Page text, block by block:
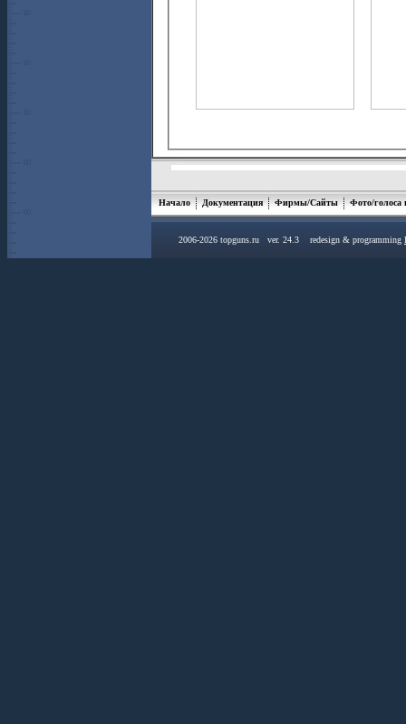
Начало Документация Фирмы/Сайты Фото/голоса
2006-2026 topguns.ru ver. 24.3 redesign & programming